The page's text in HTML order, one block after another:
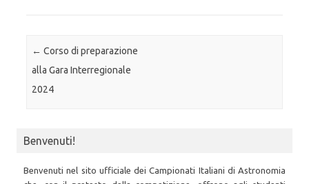
Post navigation
← Corso di preparazione
alla Gara Interregionale
2024
Benvenuti!
Benvenuti nel sito ufficiale dei Campionati Italiani di Astronomia